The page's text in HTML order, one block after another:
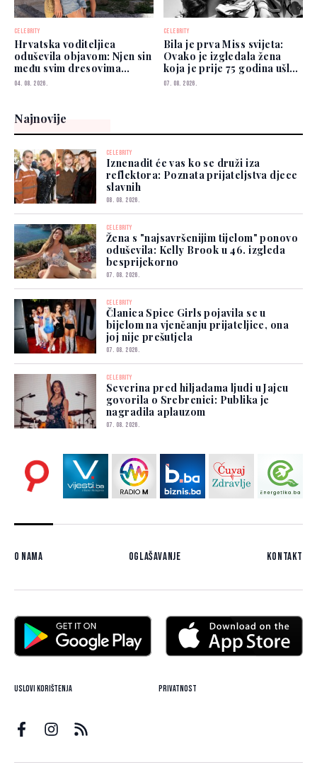
CELEBRITY
Hrvatska voditeljica
oduševila objavom: Njen sin
među svim dresovima
izabrao Zmajeve
04. 08. 2026.
CELEBRITY
Bila je prva Miss svijeta:
Ovako je izgledala žena
koja je prije 75 godina ušla
u historiju
07. 08. 2026.
Najnovije
CELEBRITY
Iznenadit će vas ko se druži iza
reflektora: Poznata prijateljstva djece
slavnih
08. 08. 2026.
CELEBRITY
Žena s "najsavršenijim tijelom" ponovo
oduševila: Kelly Brook u 46. izgleda
besprijekorno
07. 08. 2026.
CELEBRITY
Članica Spice Girls pojavila se u
bijelom na vjenčanju prijateljice, ona
joj nije prešutjela
07. 08. 2026.
CELEBRITY
Severina pred hiljadama ljudi u Jajcu
govorila o Srebrenici: Publika je
nagradila aplauzom
07. 08. 2026.
O nama Oglašavanje Kontakt
Uslovi korištenja Privatnost